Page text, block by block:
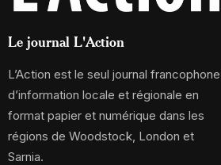
Le journal L'Action
L’Action est le seul journal francophone
d’information locale et régionale en
format papier et numérique dans les
régions de Woodstock, London et
Sarnia.